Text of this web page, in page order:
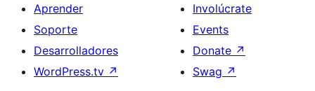
Aprender
Soporte
Desarrolladores
WordPress.tv ↗
Involúcrate
Events
Donate ↗
Swag ↗